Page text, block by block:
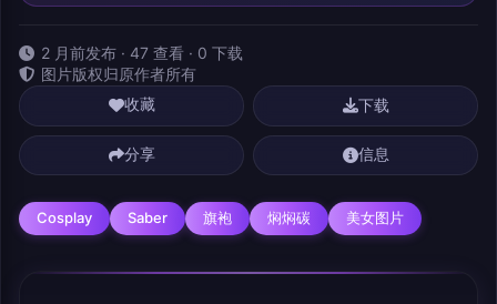
2 月前发布 · 47 查看 · 0 下载
图片版权归原作者所有
收藏 下载
分享 信息
Cosplay Saber 旗袍 焖焖碳 美女图片